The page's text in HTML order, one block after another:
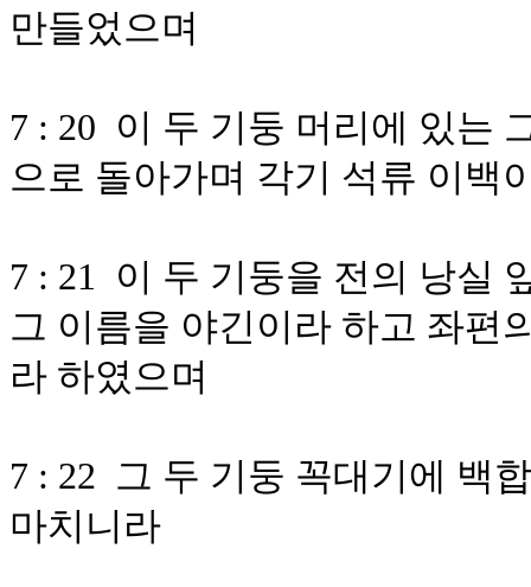
만들었으며
7 : 20 이 두 기둥 머리에 있는
으로 돌아가며 각기 석류 이백
7 : 21 이 두 기둥을 전의 낭실
그 이름을 야긴이라 하고 좌편
라 하였으며
7 : 22 그 두 기둥 꼭대기에 백
마치니라